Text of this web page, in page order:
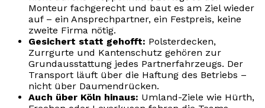
Monteur fachgerecht und baut es am Ziel wieder
auf – ein Ansprechpartner, ein Festpreis, keine
zweite Firma nötig.
Gesichert statt gehofft: Polsterdecken,
Zurrgurte und Kantenschutz gehören zur
Grundausstattung jedes Partnerfahrzeugs. Der
Transport läuft über die Haftung des Betriebs –
nicht über Daumendrücken.
Auch über Köln hinaus: Umland-Ziele wie Hürth,